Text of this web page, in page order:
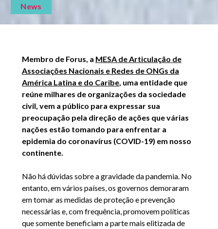
News
Membro de Forus, a MESA de Articulação de
Associações Nacionais e Redes de ONGs da
América Latina e do Caribe, uma entidade que
reúne milhares de organizações da sociedade
civil, vem a público para expressar sua
preocupação pela direção de ações que várias
nações estão tomando para enfrentar a
epidemia do coronavírus (COVID-19) em nosso
continente.
Não há dúvidas sobre a gravidade da pandemia. No
entanto, em vários países, os governos demoraram
em tomar as medidas de proteção e prevenção
necessárias e, com frequência, promovem políticas
que somente beneficiam a parte mais elitizada de